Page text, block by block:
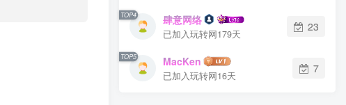
TOP4 肆意网络
已加入玩转网179天
23
TOP5 MacKen
已加入玩转网16天
7